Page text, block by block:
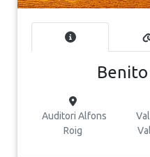
Auditori Alfons
Roig